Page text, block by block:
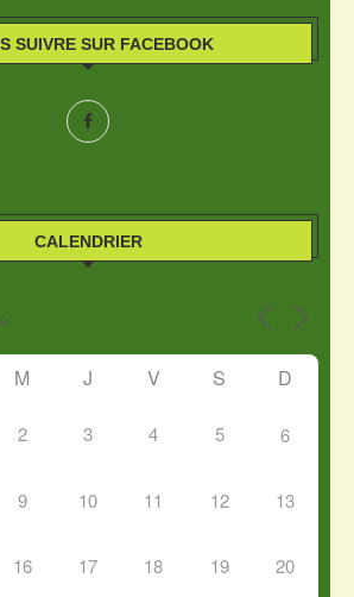
SUIVRE SUR FACEBOOK
CALENDRIER
M J V S D
2 3 4 5 6
9 10 11 12 13
16 17 18 19 20